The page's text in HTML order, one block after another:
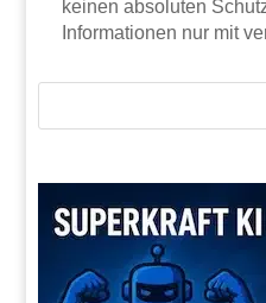
keinen absoluten
Informationen nur mit